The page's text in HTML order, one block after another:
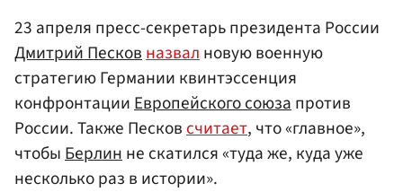
23 апреля пресс-секретарь президента России
Дмитрий Песковназвалновую военную
стратегию Германии квинтэссенция
конфронтацииЕвропейского союзапротив
России. Также Песковсчитает, что «главное»,
чтобыБерлинне скатился «туда же, куда уже
несколько раз в истории».